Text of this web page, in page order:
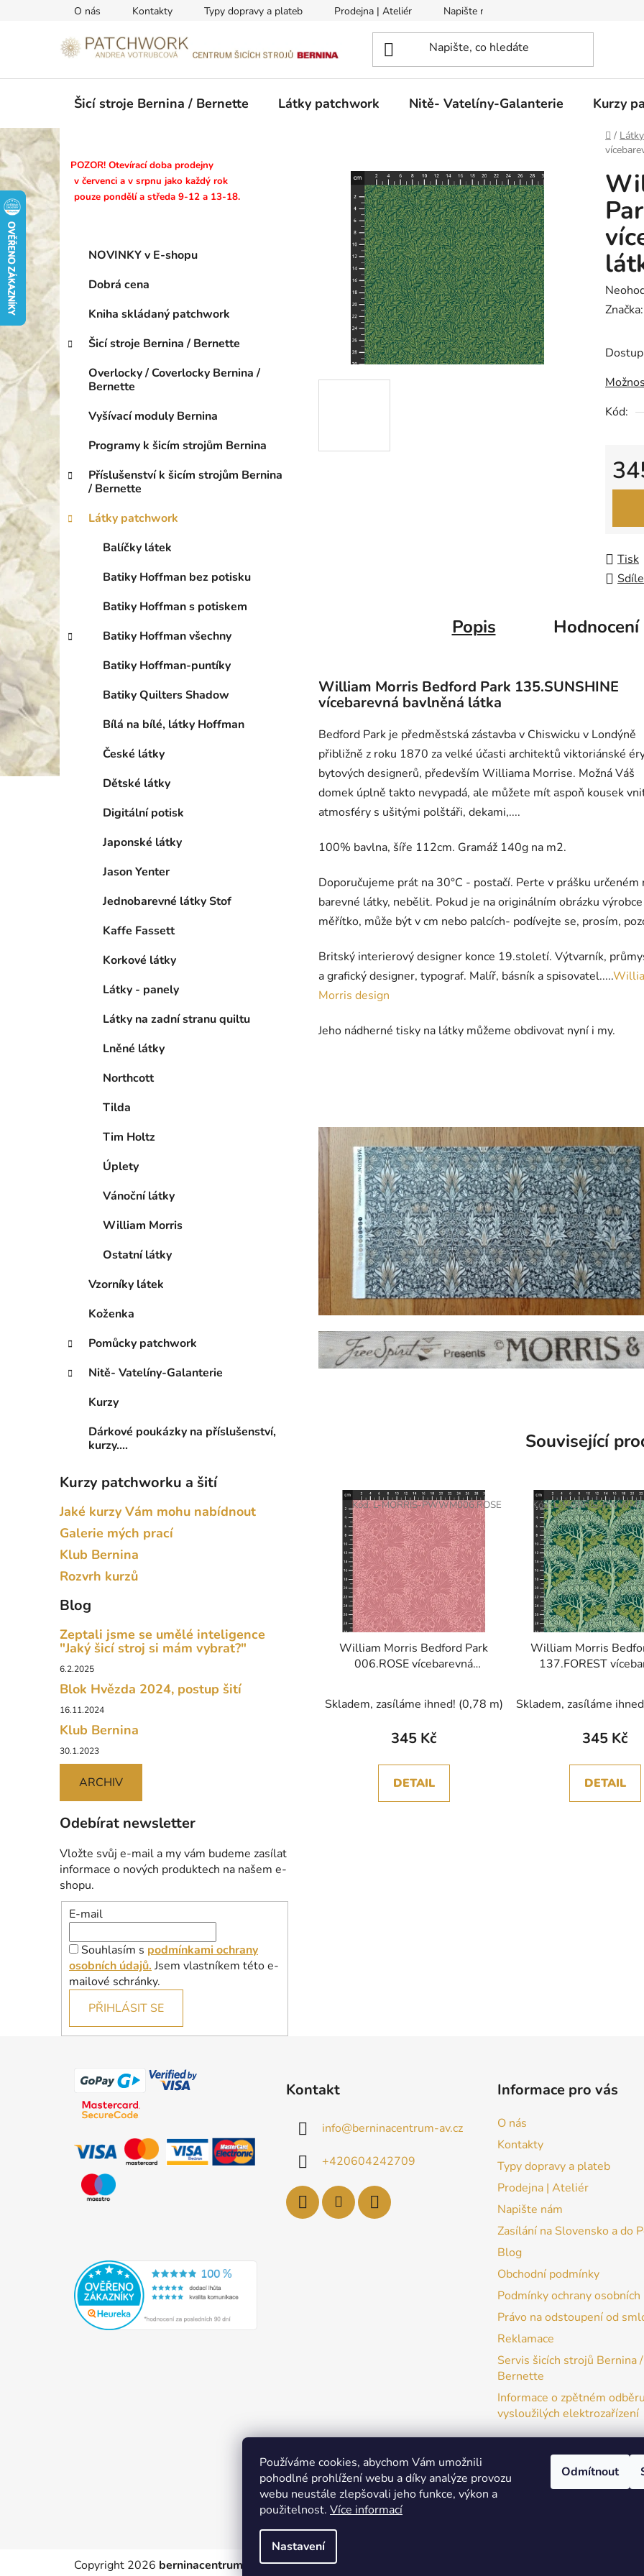
Používáme cookies, abychom Vám umožnili
pohodlné prohlížení webu a díky analýze provozu
webu neustále zlepšovali jeho funkce, výkon a
použitelnost. Více informací
Nastavení
Odmítnout
O nás Kontakty Typy dopravy a plateb Prodejna | Ateliér Napište nám
Šicí stroje Bernina / Bernette Látky patchwork Nitě- Vatelíny-Galanterie Kurzy
Domů
/
P
o
s
r
í
a
e
POZOR! Otevírací doba prodejny
v červenci a v srpnu jako každý rok
pouze pondělí a středa 9-12 a 13-18.
Přeskočit
kategorie
K
g
o
i
NOVINKY v E-shopu
Dobrá cena
Kniha skládaný patchwork
Šicí stroje Bernina / Bernette
Overlocky / Coverlocky Bernina /
Bernette
Vyšívací moduly Bernina
Programy k šicím strojům Bernina
Příslušenství k šicím strojům Bernina
/ Bernette
Látky patchwork
Balíčky látek
Batiky Hoffman bez potisku
Batiky Hoffman s potiskem
Batiky Hoffman všechny
Batiky Hoffman-puntíky
Batiky Quilters Shadow
Bílá na bílé, látky Hoffman
České látky
Dětské látky
Digitální potisk
Japonské látky
Jason Yenter
Jednobarevné látky Stof
Kaffe Fassett
Korkové látky
Látky - panely
Látky na zadní stranu quiltu
Lněné látky
Northcott
Tilda
Tim Holtz
Úplety
Vánoční látky
William Morris
Ostatní látky
Vzorníky látek
Koženka
Pomůcky patchwork
Nitě- Vatelíny-Galanterie
Kurzy
Dárkové poukázky na příslušenství,
kurzy....
Kurzy patchworku a šití
Jaké kurzy Vám mohu nabídnout
Galerie mých prací
Klub Bernina
Rozvrh kurzů
Blog
Zeptali jsme se umělé inteligence
"Jaký šicí stroj si mám vybrat?"
6.2.2025
Blok Hvězda 2024, postup šití
16.11.2024
Klub Bernina
30.1.2023
ARCHIV
Odebírat newsletter
Vložte svůj e-mail a my vám budeme zasílat
informace o nových produktech na našem e-
shopu.
E-mail
Souhlasím s podmínkami ochrany
osobních údajů. Jsem vlastníkem této e-
mailové schránky.
PŘIHLÁSIT SE
je
z
5
Kód:
Tisk
Popis Hodnocení
William Morris Bedford Park 135.SUNSHINE
vícebarevná bavlněná látka
Bedford Park je předměstská zástavba v Chiswicku v Londýně
přibližně z roku 1870 za velké účasti architektů viktoriánské
bytových designerů, především Williama Morrise. Možná Váš
domek úplně takto nevypadá, ale můžete mít aspoň kousek
atmosféry s ušitými polštáři, dekami,....
100% bavlna, šíře 112cm. Gramáž 140g na m2.
Doporučujeme prát na 30°C - postačí. Perte v prášku určeném
barevné látky, nebělit. Pokud je na originálním obrázku výrobce
měřítko, může být v cm nebo palcích- podívejte se, prosím,
Britský interierový designer konce 19.století. Výtvarník,
a grafický designer, typograf. Malíř, básník a spisovatel.....
Morris design
Jeho nádherné tisky na látky můžeme obdivovat nyní i my.
Související
William Morris Bedford Park
006.ROSE vícebarevná
Skladem, zasíláme ihned! (0,78 m)
345 Kč
DETAIL
Kód:L-MORRIS-PWWM006.ROSE
William Morris
137.FOREST
Skladem, zasíláme
345 Kč
DETAIL
Kód:L-MORRIS-
Kontakt
info@berninacentrum-av.cz
+420604242709
Informace pro vás
O nás
Kontakty
Typy dopravy a plateb
Prodejna | Ateliér
Napište nám
Zasílání na Slovensko a do
Blog
Obchodní podmínky
Podmínky ochrany osobních
Právo na odstoupení od
Reklamace
Servis šicích strojů Bernina /
Bernette
Informace o zpětném
vysloužilých elektrozařízení
patchwork-aja.cz
Copyright 2026 berninacentrum-av.cz. Všechna práva vyhrazena.